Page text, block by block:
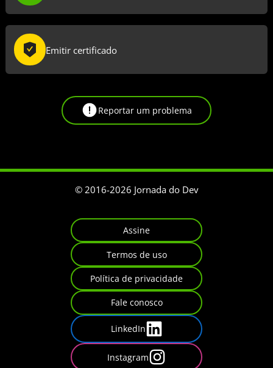
Emitir certificado
Reportar um problema
© 2016-2026 Jornada do Dev
Assine
Termos de uso
Política de privacidade
Fale conosco
LinkedIn
Instagram